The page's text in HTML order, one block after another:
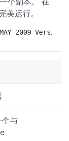
与
运行。
2009